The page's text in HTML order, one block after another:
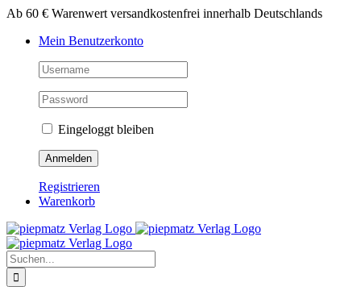
Zum
springen
Ab 60 € Warenwert versandkostenfrei innerhalb Deutschlands
Mein Benutzerkonto
Eingeloggt bleiben
Registrieren
Warenkorb
Suche
nach: